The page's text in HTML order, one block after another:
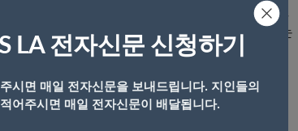
위한 한일·한미일 협력의 중요성도 재확인했
관급으로 격상돼 개최된 것을 매우 의미 있는
접하게 연계돼 있는 만큼, 역내의 진정한 평화
의 이익을 모색하는 것이 중요하다고 강조했
LA 전자신문 신청하기
시면 매일 전자신문을 보내드립니다. 지인들의
어주시면 매일 전자신문이 배달됩니다.